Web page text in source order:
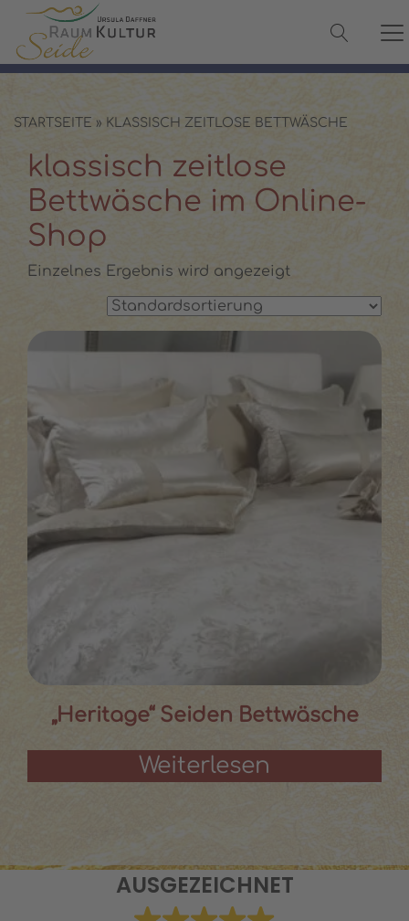
✓ 100 % Maulbeerseide
✓ Versand in 2–3 Werktagen
✓ Persönliche Beratung:
STARTSEITE » KLASSISCH ZEITLOSE BETTWÄSCHE
klassisch zeitlose
Bettwäsche im Online-
Shop
Einzelnes Ergebnis wird angezeigt
„Heritage“ Seiden Bettwäsche
Weiterlesen
AUSGEZEICHNET